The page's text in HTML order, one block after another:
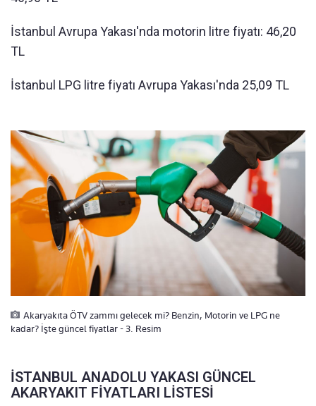
İstanbul Avrupa Yakası'nda motorin litre fiyatı: 46,20
TL
İstanbul LPG litre fiyatı Avrupa Yakası'nda 25,09 TL
Akaryakıta ÖTV zammı gelecek mi? Benzin, Motorin ve LPG ne
kadar? İşte güncel fiyatlar - 3. Resim
İSTANBUL ANADOLU YAKASI GÜNCEL
AKARYAKIT FİYATLARI LİSTESİ